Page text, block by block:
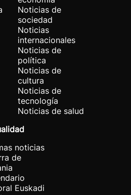
Noticias de
sociedad
Noticias
internacionales
Noticias de
política
Noticias de
cultura
Noticias de
tecnología
Noticias de salud
noticias
de
Euskadi